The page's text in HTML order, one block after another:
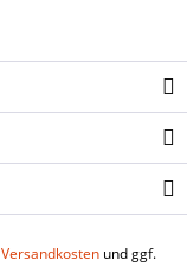
Versandkosten und ggf.